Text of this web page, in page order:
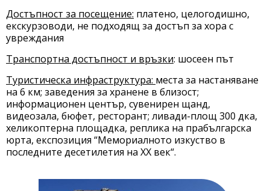
Достъпност за посещение: платено, целогодишно,
екскурзоводи, не подходящ за достъп за хора с
увреждания
Транспортна достъпност и връзки: шосеен път
Туристическа инфраструктура: места за настаняване
на 6 км; заведения за хранене в близост;
информационен център, сувенирен щанд,
видеозала, бюфет, ресторант; ливади-площ 300 дка,
хеликоптерна площадка, реплика на прабългарска
юрта, експозиция “Мемориалното изкуство в
последните десетилетия на ХХ век“.